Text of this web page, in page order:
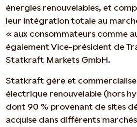
énergies renouvelables, et
leur intégration totale au
« aux consommateurs comme
également Vice-président de
Statkraft Markets GmbH.
Statkraft gère et
électrique renouvelable (hors
dont 90 % provenant de sites
acquise dans différents